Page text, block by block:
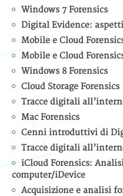
Windows 7 Forensics
Digital Evidence:
Mobile e Cloud
Mobile e Cloud
Windows 8 Forensics
Cloud Storage Forensics
Tracce digitali
Mac Forensics
Cenni introduttivi di
Tracce digitali
iCloud Forensics:
computer/iDevice
Acquisizione e analisi